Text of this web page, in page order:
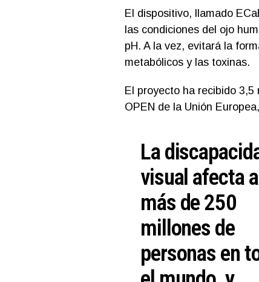
El dispositivo, llamado
las condiciones del ojo
pH. A la vez, evitará la
metabólicos y las toxinas.
El proyecto ha recibido
OPEN de la Unión
La
visual afecta a
más de 250
millones de
personas en